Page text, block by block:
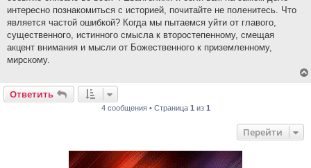
интересно познакомиться с историей, почитайте не поленитесь. Что
является частой ошибкой? Когда мы пытаемся уйти от главого,
существенного, истинного смысла к второстепенному, смещая
акцент внимания и мысли от Божественного к приземленному,
мирскому.
Ответить
4 сообщения • Страница 1 из 1
Перейти